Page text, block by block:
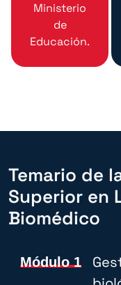
Ministerio
de
Educación.
Temario de
Superior en
Biomédico
Módulo 1